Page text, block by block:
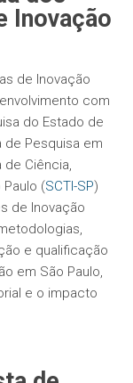
Inovação
de Inovação
com
do Estado de
de Pesquisa em
de Ciência,
(SCTI-SP)
de Inovação
e qualificação
em São Paulo,
e o impacto